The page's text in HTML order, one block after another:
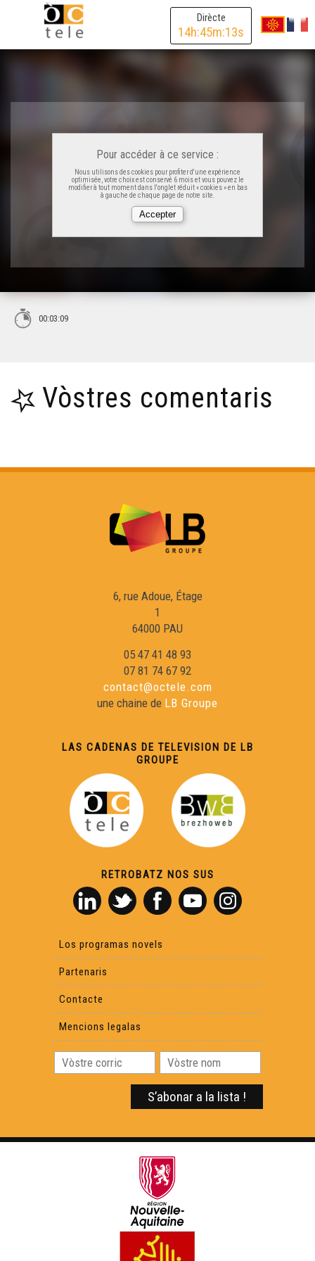
Dirècte
14h:45m:13s
Pour accéder à ce service :
Nous utilisons des cookies pour profiter d'une expérience
optimisée, votre choix est conservé 6 mois et vous pouvez le
modifier à tout moment dans l'onglet réduit « cookies » en bas
à gauche de chaque page de notre site.
00:03:09
Vòstres comentaris
6, rue Adoue, Étage
1
64000 PAU
05 47 41 48 93
07 81 74 67 92
contact@octele.com
une chaine de LB Groupe
LAS CADENAS DE TELEVISION DE LB
GROUPE
RETROBATZ NOS SUS
Los programas novels
Partenaris
Contacte
Mencions legalas